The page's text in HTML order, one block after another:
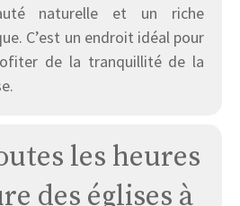
naturelle et un riche
C’est un endroit idéal pour
de la tranquillité de la
les heures
des églises à